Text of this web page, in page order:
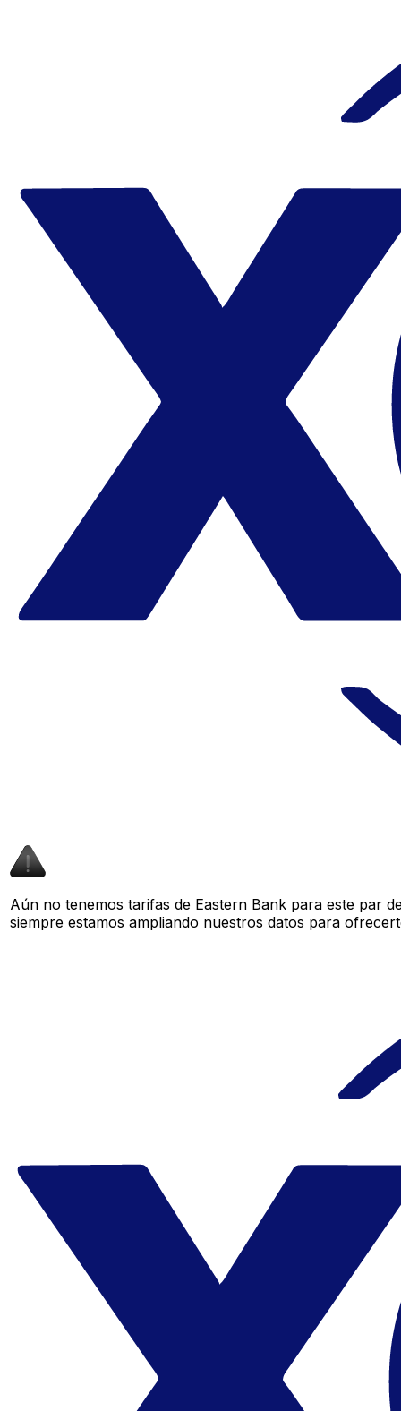
Aún no tenemos tarifas de Eastern Bank para este par
siempre estamos ampliando nuestros datos para